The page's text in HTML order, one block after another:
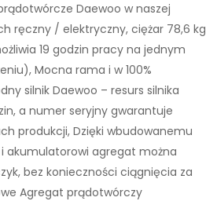
Daewoo w naszej
ręczny / elektryczny, ciężar 78,6 kg
19 godzin pracy na jednym
Mocna rama i w 100%
silnik Daewoo – resurs silnika
a numer seryjny gwarantuje
produkcji, Dzięki wbudowanemu
akumulatorowi agregat można
bez konieczności ciągnięcia za
Agregat prądotwórczy